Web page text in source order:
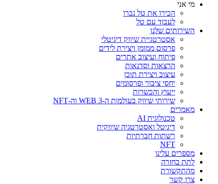
מי אני
הכירו את טל נברו
לעבוד עם טל
השירותים שלנו
אסטרטגיית שיווק דיגיטלי
פרסום ממומן ויצירת לידים
פיתוח ועיצוב אתרים
הרצאות וסדנאות
עיצוב ויצירת תוכן
יחסי ציבור ופרסומים
ייעוץ והכשרות
שירותי שיווק בעולמות ה-WEB 3 וה-NFT
מאמרים
טכנולוגית AI
דיגיטל ואסטרטגיה שיווקית
רשתות חברתיות
NFT
מספרים עלינו
לתת בחזרה
מהתקשורת
צרו קשר